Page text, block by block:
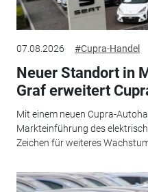
07.08.2026 #Cupra-Handel
Neuer Standort in
Graf erweitert
Mit einem neuen Cupra-
Markteinführung des
Zeichen für weiteres